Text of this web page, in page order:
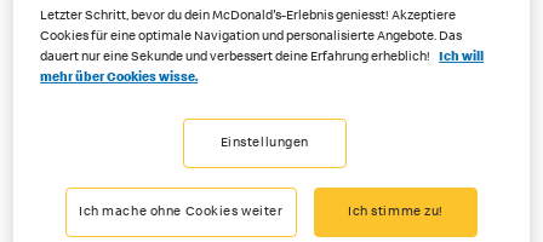
06-27-2019
5-Jahres-Report der Allianz für eine gesündere Generation
20 Millionen
Letzter Schritt, bevor du dein McDonald's-Erlebnis geniesst! Akzeptiere
Cookies für eine optimale Navigation und personalisierte Angebote. Das
dauert nur eine Sekunde und verbessert deine Erfahrung erheblich!
Ich will
mehr über Cookies wisse.
Einstellungen
Ich mache ohne Cookies weiter Ich stimme zu!